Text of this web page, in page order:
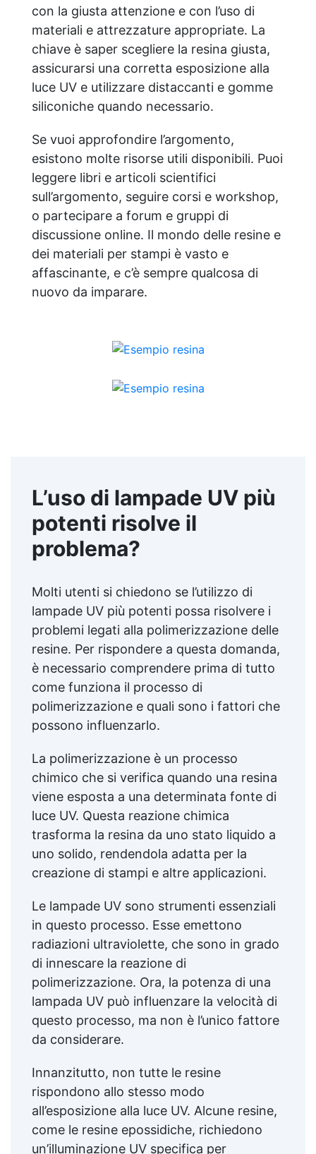
con la giusta attenzione e con l’uso di
materiali e attrezzature appropriate. La
chiave è saper scegliere la resina giusta,
assicurarsi una corretta esposizione alla
luce UV e utilizzare distaccanti e gomme
siliconiche quando necessario.
Se vuoi approfondire l’argomento,
esistono molte risorse utili disponibili. Puoi
leggere libri e articoli scientifici
sull’argomento, seguire corsi e workshop,
o partecipare a forum e gruppi di
discussione online. Il mondo delle resine e
dei materiali per stampi è vasto e
affascinante, e c’è sempre qualcosa di
nuovo da imparare.
L’uso di lampade UV più
potenti risolve il
problema?
Molti utenti si chiedono se l’utilizzo di
lampade UV più potenti possa risolvere i
problemi legati alla polimerizzazione delle
resine. Per rispondere a questa domanda,
è necessario comprendere prima di tutto
come funziona il processo di
polimerizzazione e quali sono i fattori che
possono influenzarlo.
La polimerizzazione è un processo
chimico che si verifica quando una resina
viene esposta a una determinata fonte di
luce UV. Questa reazione chimica
trasforma la resina da uno stato liquido a
uno solido, rendendola adatta per la
creazione di stampi e altre applicazioni.
Le lampade UV sono strumenti essenziali
in questo processo. Esse emettono
radiazioni ultraviolette, che sono in grado
di innescare la reazione di
polimerizzazione. Ora, la potenza di una
lampada UV può influenzare la velocità di
questo processo, ma non è l’unico fattore
da considerare.
Innanzitutto, non tutte le resine
rispondono allo stesso modo
all’esposizione alla luce UV. Alcune resine,
come le resine epossidiche, richiedono
un’illuminazione UV specifica per